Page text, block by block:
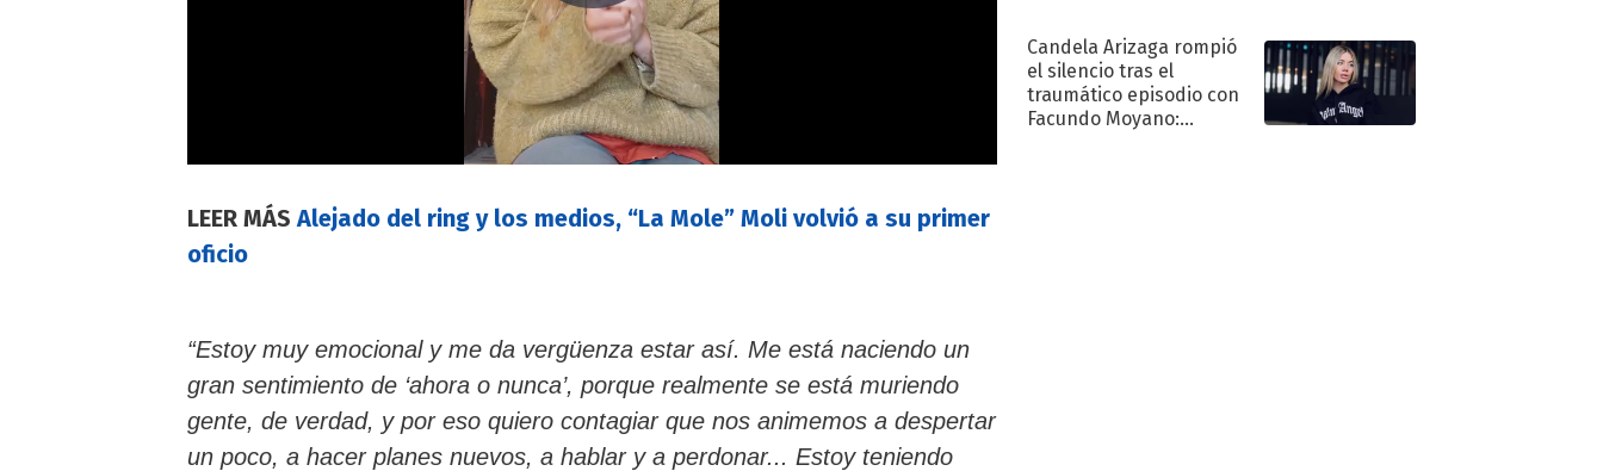
LEER MÁSAlejado del ring y los medios, “La Mole” Moli volvió a su primer
oficio
“Estoy muy emocional y me da vergüenza estar así. Me está naciendo un
gran sentimiento de ‘ahora o nunca’, porque realmente se está muriendo
gente, de verdad, y por eso quiero contagiar que nos animemos a despertar
un poco, a hacer planes nuevos, a hablar y a perdonar... Estoy teniendo
Candela Arizaga rompió
el silencio tras el
traumático episodio con
Facundo Moyano: